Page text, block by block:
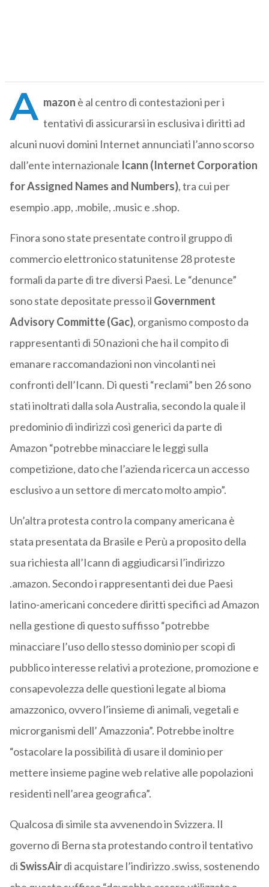
A mazon è al centro di contestazioni per i
tentativi di assicurarsi in esclusiva i diritti ad
alcuni nuovi domini Internet annunciati l’anno scorso
dall’ente internazionale Icann (Internet Corporation
for Assigned Names and Numbers), tra cui per
esempio .app, .mobile, .music e .shop.
Finora sono state presentate contro il gruppo di
commercio elettronico statunitense 28 proteste
formali da parte di tre diversi Paesi. Le “denunce”
sono state depositate presso il Government
Advisory Committe (Gac), organismo composto da
rappresentanti di 50 nazioni che ha il compito di
emanare raccomandazioni non vincolanti nei
confronti dell’Icann. Di questi “reclami” ben 26 sono
stati inoltrati dalla sola Australia, secondo la quale il
predominio di indirizzi così generici da parte di
Amazon “potrebbe minacciare le leggi sulla
competizione, dato che l’azienda ricerca un accesso
esclusivo a un settore di mercato molto ampio”.
Un’altra protesta contro la company americana è
stata presentata da Brasile e Perù a proposito della
sua richiesta all’Icann di aggiudicarsi l’indirizzo
.amazon. Secondo i rappresentanti dei due Paesi
latino-americani concedere diritti specifici ad Amazon
nella gestione di questo suffisso “potrebbe
minacciare l’uso dello stesso dominio per scopi di
pubblico interesse relativi a protezione, promozione e
consapevolezza delle questioni legate al bioma
amazzonico, ovvero l’insieme di animali, vegetali e
microrganismi dell’ Amazzonia”. Potrebbe inoltre
“ostacolare la possibilità di usare il dominio per
mettere insieme pagine web relative alle popolazioni
residenti nell’area geografica”.
Qualcosa di simile sta avvenendo in Svizzera. Il
governo di Berna sta protestando contro il tentativo
diSwissAirdi acquistare l’indirizzo .swiss, sostenendo